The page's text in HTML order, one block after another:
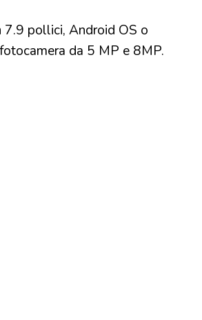
7.9 pollici, Android OS o
da 5 MP e 8MP.